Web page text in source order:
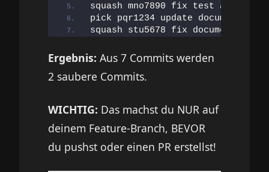
squash mno7890 fix test again
pick pqr1234 update documentation
squash stu5678 fix documentation
Ergebnis: Aus 7 Commits werden
2 saubere Commits.
WICHTIG: Das machst du NUR auf
deinem Feature-Branch, BEVOR
du pushst oder einen PR erstellst!